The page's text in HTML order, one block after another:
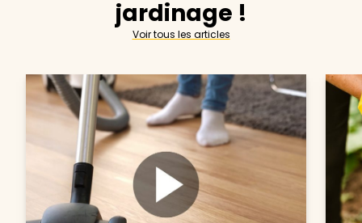
jardinage !
Voir tous les articles